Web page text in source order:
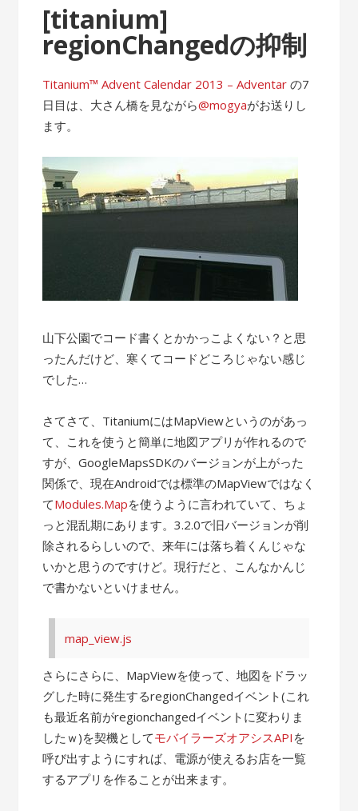
[titanium]
regionChangedの抑制
Titanium™ Advent Calendar 2013 – Adventar の7
日目は、大さん橋を見ながら@mogyaがお送りし
ます。
山下公園でコード書くとかかっこよくない？と思
ったんだけど、寒くてコードどころじゃない感じ
でした…
さてさて、TitaniumにはMapViewというのがあっ
て、これを使うと簡単に地図アプリが作れるので
すが、GoogleMapsSDKのバージョンが上がった
関係で、現在Androidでは標準のMapViewではなく
てModules.Mapを使うように言われていて、ちょ
っと混乱期にあります。3.2.0で旧バージョンが削
除されるらしいので、来年には落ち着くんじゃな
いかと思うのですけど。現行だと、こんなかんじ
で書かないといけません。
map_view.js
さらにさらに、MapViewを使って、地図をドラッ
グした時に発生するregionChangedイベント(これ
も最近名前がregionchangedイベントに変わりま
したｗ)を契機としてモバイラーズオアシスAPI を
呼び出すようにすれば、電源が使えるお店を一覧
するアプリを作ることが出来ます。